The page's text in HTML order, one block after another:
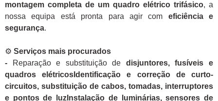
montagem completa de um quadro elétrico trifásico, a
nossa equipa está pronta para agir com eficiência e
segurança.
⚙️ Serviços mais procurados
-
Reparação e substituição de disjuntores, fusíveis e
quadros elétricosIdentificação e correção de curto-
circuitos, substituição de cabos, tomadas, interruptores
e pontos de luzInstalação de luminárias, sensores de